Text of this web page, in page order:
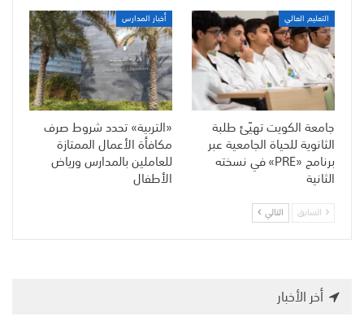
التعليم العالي
جامعة الكويت تهيّئ طلبة
الثانوية للحياة الجامعية عبر
برنامج «PRE» في نسخته
الثانية
أخبار المدارس
«التربية» تحدد شروط صرف
مكافأة الأعمال الممتازة
للعاملين بالمدارس ورياض
الأطفال
السابق التالي
أخر الأخبار